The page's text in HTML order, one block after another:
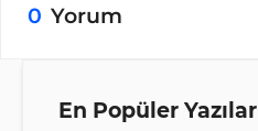
0 Yorum
En Popüler Yazılar